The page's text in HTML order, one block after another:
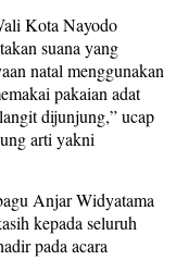
Kota Nayodo
suana yang
natal menggunakan
pakaian adat
dijunjung,” ucap
arti yakni
Anjar Widyatama
kepada seluruh
pada acara